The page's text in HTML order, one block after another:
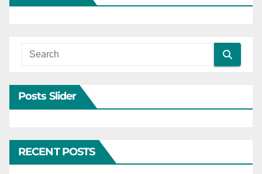
Posts Slider
RECENT POSTS